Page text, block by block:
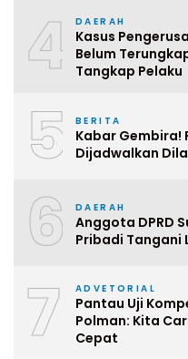
4 DAERAH
Kasus
Belum
Tangkap Pelaku
5 BERITA
Kabar Gembira!
Dijadwalkan
6 DAERAH
Anggota DPRD
Pribadi Tangani
7 ADVETORIAL
Pantau Uji
Polman: Kita
Cepat